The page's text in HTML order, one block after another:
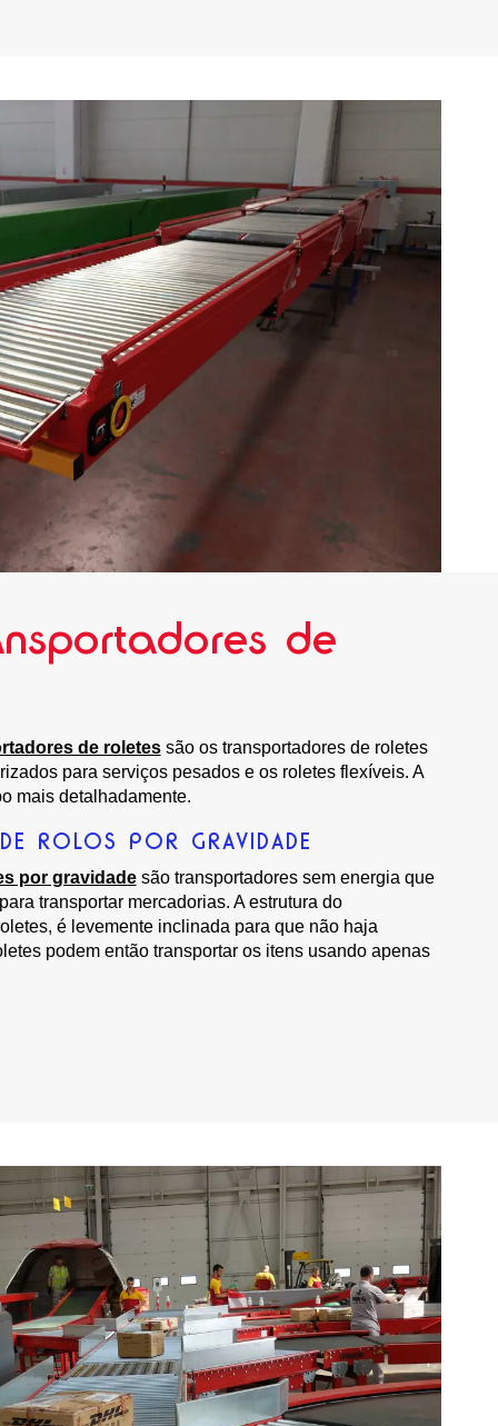
de
de roletessão os transportadores de roletes
para serviços pesados e os roletes flexíveis. A
mais detalhadamente.
ROLOS POR GRAVIDADE
por gravidadesão transportadores sem energia que
transportar mercadorias. A estrutura do
é levemente inclinada para que não haja
podem então transportar os itens usando apenas